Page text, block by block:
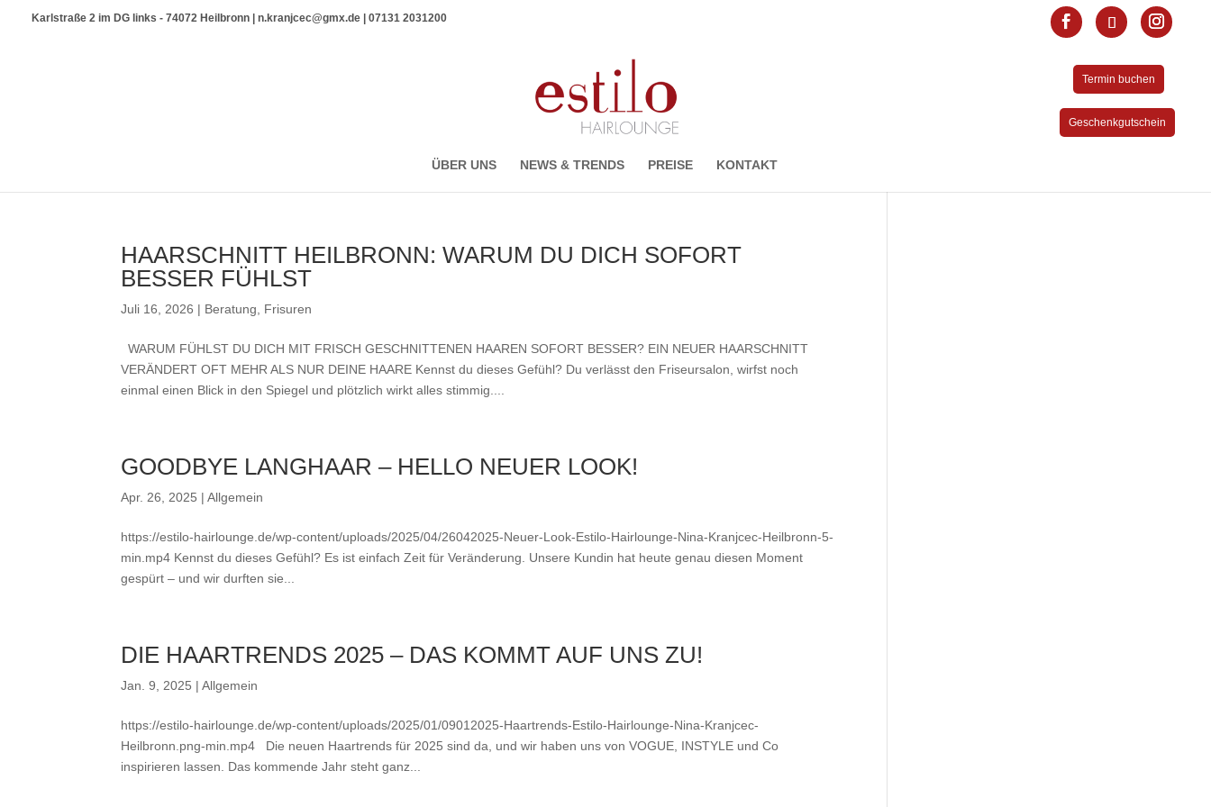
Karlstraße 2 im DG links - 74072 Heilbronn | n.kranjcec@gmx.de | 07131 2031200
Termin buchen
Geschenkgutschein
ÜBER UNS NEWS & TRENDS PREISE KONTAKT
HAARSCHNITT HEILBRONN: WARUM DU DICH SOFORT
BESSER FÜHLST
Juli 16, 2026 | Beratung Frisuren
WARUM FÜHLST DU DICH MIT FRISCH GESCHNITTENEN HAAREN SOFORT BESSER? EIN NEUER HAARSCHNITT
VERÄNDERT OFT MEHR ALS NUR DEINE HAARE Kennst du dieses Gefühl? Du verlässt den Friseursalon, wirfst noch
einmal einen Blick in den Spiegel und plötzlich wirkt alles stimmig....
GOODBYE LANGHAAR – HELLO NEUER LOOK!
Apr. 26, 2025 |Allgemein
https://estilo-hairlounge.de/wp-content/uploads/2025/04/26042025-Neuer-Look-Estilo-Hairlounge-Nina-Kranjcec-Heilbronn-5-
min.mp4 Kennst du dieses Gefühl? Es ist einfach Zeit für Veränderung. Unsere Kundin hat heute genau diesen Moment
gespürt – und wir durften sie...
DIE HAARTRENDS 2025 – DAS KOMMT AUF UNS ZU!
Jan. 9, 2025 |Allgemein
https://estilo-hairlounge.de/wp-content/uploads/2025/01/09012025-Haartrends-Estilo-Hairlounge-Nina-Kranjcec-
Heilbronn.png-min.mp4 Die neuen Haartrends für 2025 sind da, und wir haben uns von VOGUE, INSTYLE und Co
inspirieren lassen. Das kommende Jahr steht ganz...